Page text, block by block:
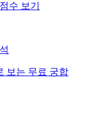
수 보기
보는 무료 궁합